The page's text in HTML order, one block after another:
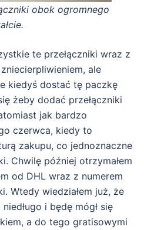
obok ogromnego
te przełączniki wraz z
ale
kiedyś dostać tę paczkę
żeby dodać przełączniki
jak bardzo
czerwca, kiedy to
zakupu, co jednoznaczne
Chwilę później otrzymałem
od DHL wraz z numerem
Wtedy wiedziałem już, że
i będę mógł się
a do tego gratisowymi